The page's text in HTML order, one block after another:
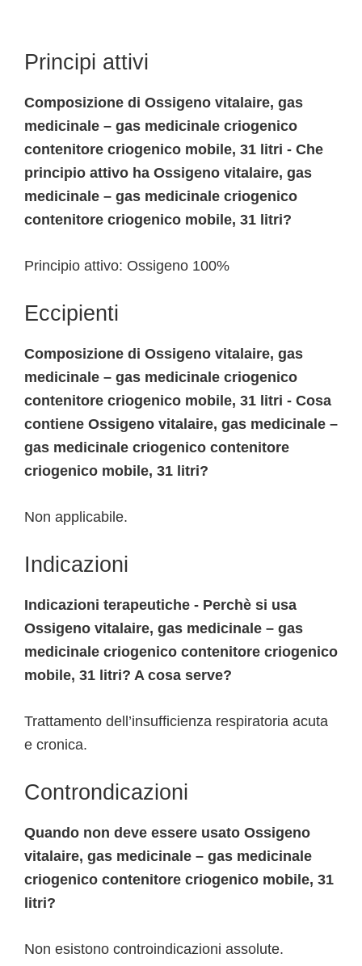
Principi attivi
Composizione di Ossigeno vitalaire, gas
medicinale – gas medicinale criogenico
contenitore criogenico mobile, 31 litri - Che
principio attivo ha Ossigeno vitalaire, gas
medicinale – gas medicinale criogenico
contenitore criogenico mobile, 31 litri?
Principio attivo: Ossigeno 100%
Eccipienti
Composizione di Ossigeno vitalaire, gas
medicinale – gas medicinale criogenico
contenitore criogenico mobile, 31 litri - Cosa
contiene Ossigeno vitalaire, gas medicinale –
gas medicinale criogenico contenitore
criogenico mobile, 31 litri?
Non applicabile.
Indicazioni
Indicazioni terapeutiche - Perchè si usa
Ossigeno vitalaire, gas medicinale – gas
medicinale criogenico contenitore criogenico
mobile, 31 litri? A cosa serve?
Trattamento dell’insufficienza respiratoria acuta
e cronica.
Controndicazioni
Quando non deve essere usato Ossigeno
vitalaire, gas medicinale – gas medicinale
criogenico contenitore criogenico mobile, 31
litri?
Non esistono controindicazioni assolute.